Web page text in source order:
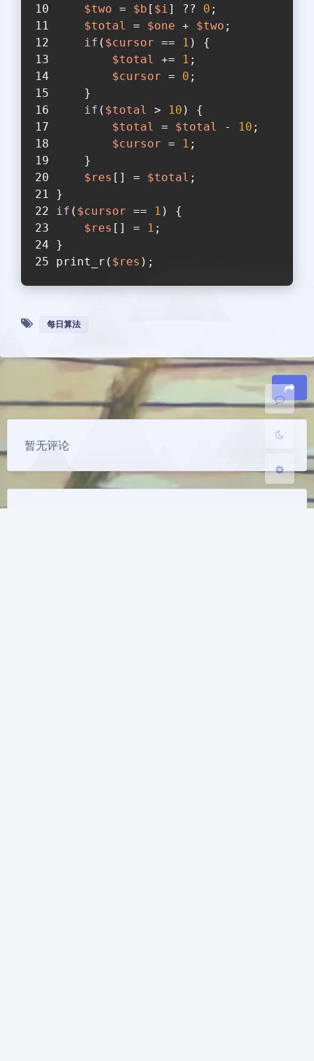
Sans Serif Serif
浅阴影 深阴影
$two = $b [ $i] ?? 0 ;
$total
= $one + $two ;
if ( $cursor == 1 ) {
$total
+= 1 ;
$cursor = 0 ;
    }
if ( $total > 10 ) {
$total
= $total - 10 ;
$cursor = 1 ;
    }
$res [] = $total ;
}
if ( $cursor == 1 ) {
$res [] = 1 ;
}
print_r( $res );
每日算法
豆
暂无评论